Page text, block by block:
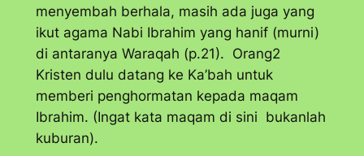
menyembah berhala, masih ada juga yang
ikut agama Nabi Ibrahim yang hanif (murni)
di antaranya Waraqah (p.21). Orang2
Kristen dulu datang ke Ka’bah untuk
memberi penghormatan kepada maqam
Ibrahim. (Ingat kata maqam di sini bukanlah
kuburan).